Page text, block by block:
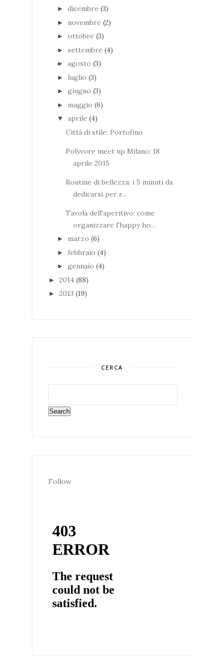
► dicembre (3)
► novembre (2)
► ottobre (3)
► settembre (4)
► agosto (3)
► luglio (3)
► giugno (3)
► maggio (6)
▼ aprile (4)
Città di stile: Portofino
Polyvore meet up Milano: 18
aprile 2015
Routine di bellezza: i 5 minuti da
dedicarsi per r...
Tavola dell'aperitivo: come
organizzare l'happy ho...
► marzo (6)
► febbraio (4)
► gennaio (4)
► 2014 (88)
► 2013 (19)
CERCA
Follow